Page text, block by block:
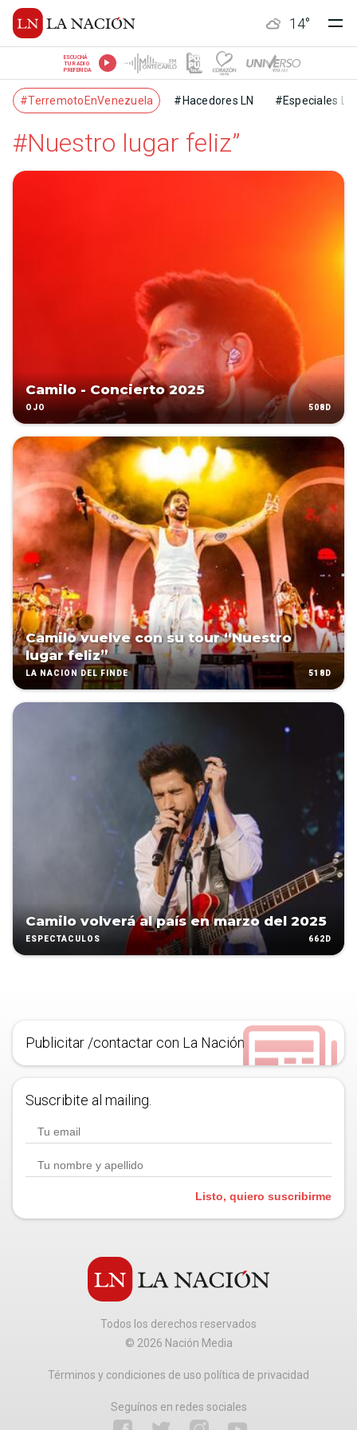
14°
ESCUCHÁ
TU RADIO
PREFERIDA
#TerremotoEnVenezuela #Hacedores LN #Especiales LN
#Nuestro lugar feliz”
Camilo - Concierto 2025
OJO 508D
Camilo vuelve con su tour “Nuestro
lugar feliz”
LA NACIÓN DEL FINDE 518D
Camilo volverá al país en marzo del 2025
ESPECTÁCULOS 662D
Publicitar /contactar con La Nación
Suscribite al mailing.
Listo, quiero suscribirme
Todos los derechos reservados
© 2026 Nación Media
Términos y condiciones de uso política de privacidad
Seguínos en redes sociales